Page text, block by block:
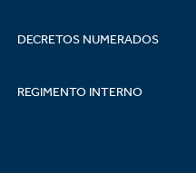
DECRETOS NUMERADOS
REGIMENTO INTERNO